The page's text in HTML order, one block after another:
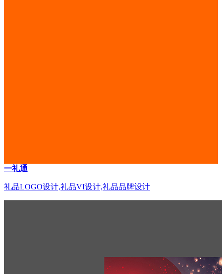
一礼通
礼品LOGO设计,礼品VI设计,礼品品牌设计